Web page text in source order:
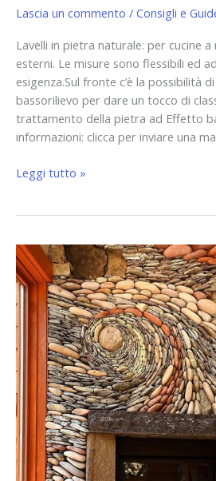
Lascia un commento / Consigli e
Lavelli in pietra naturale: per cucine
esterni. Le misure sono flessibili ed
esigenza.Sul fronte c’è la possibilità
bassorilievo per dare un tocco di
trattamento della pietra ad Effetto
informazioni: clicca per inviare una
Salento
Leggi tutto »
Rivestimenti
murali
in
pietra:
proteggi
il
muro
con
le
pietre